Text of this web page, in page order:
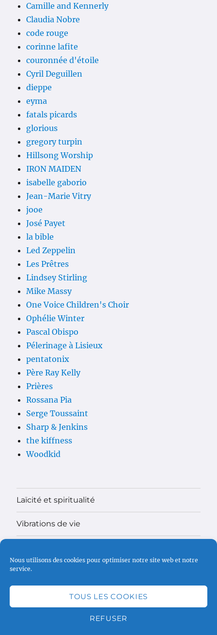
Nous utilisons des cookies pour optimiser notre site web et notre
service.
TOUS LES COOKIES
REFUSER
Camille and Kennerly
Claudia Nobre
code rouge
corinne lafite
couronnée d'étoile
Cyril Deguillen
dieppe
eyma
fatals picards
glorious
gregory turpin
Hillsong Worship
IRON MAIDEN
isabelle gaborio
Jean-Marie Vitry
jooe
José Payet
la bible
Led Zeppelin
Les Prêtres
Lindsey Stirling
Mike Massy
One Voice Children's Choir
Ophélie Winter
Pascal Obispo
Pélerinage à Lisieux
pentatonix
Père Ray Kelly
Prières
Rossana Pia
Serge Toussaint
Sharp & Jenkins
the kiffness
Woodkid
Laïcité et spiritualité
Vibrations de vie
Madame